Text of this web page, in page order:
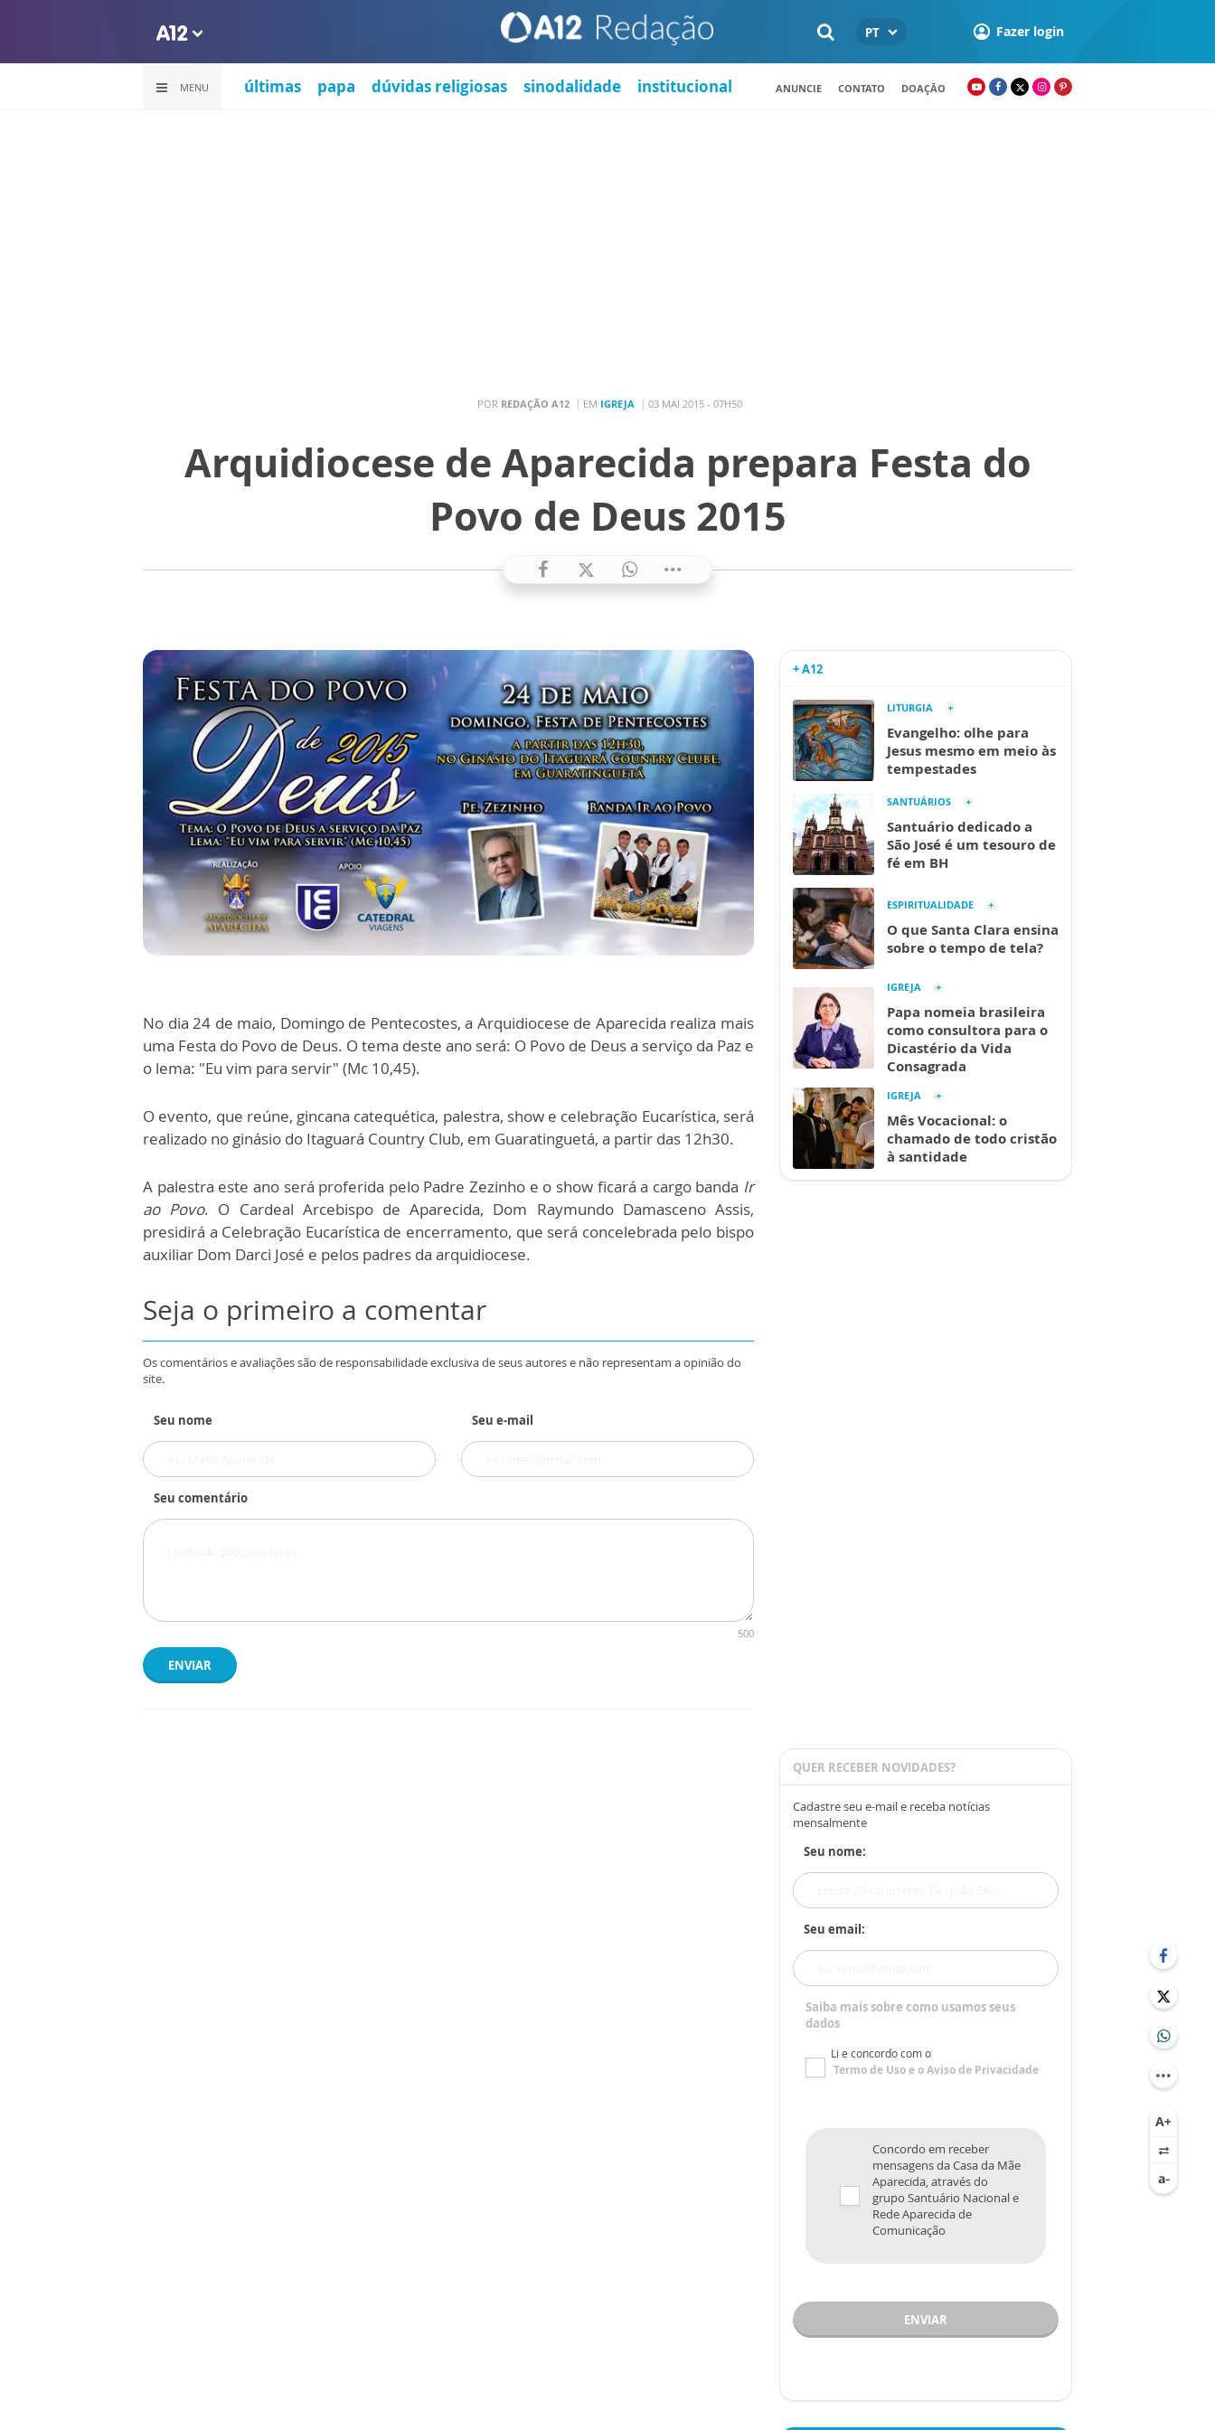
PT Fazer login
MENU últimas papa dúvidas religiosas sinodalidade institucional ANUNCIE CONTATO DOAÇÃO
POR REDAÇÃO A12 EM IGREJA 03 MAI 2015 - 07H50
Arquidiocese de Aparecida prepara Festa do
Povo de Deus 2015
No dia 24 de maio, Domingo de Pentecostes, a Arquidiocese de Aparecida realiza mais
uma Festa do Povo de Deus. O tema deste ano será: O Povo de Deus a serviço da Paz e
o lema: "Eu vim para servir" (Mc 10,45).
O evento, que reúne, gincana catequética, palestra, show e celebração Eucarística, será
realizado no ginásio do Itaguará Country Club, em Guaratinguetá, a partir das 12h30.
A palestra este ano será proferida pelo Padre Zezinho e o show ficará a cargo banda Ir
ao Povo. O Cardeal Arcebispo de Aparecida, Dom Raymundo Damasceno Assis,
presidirá a Celebração Eucarística de encerramento, que será concelebrada pelo bispo
auxiliar Dom Darci José e pelos padres da arquidiocese.
Seja o primeiro a comentar
Os comentários e avaliações são de responsabilidade exclusiva de seus autores e não representam a opinião do
site.
Seu nome Seu e-mail
Seu comentário
500
ENVIAR
+ A12
LITURGIA
Evangelho: olhe para
Jesus mesmo em meio às
tempestades
SANTUÁRIOS
Santuário dedicado a
São José é um tesouro de
fé em BH
ESPIRITUALIDADE
O que Santa Clara ensina
sobre o tempo de tela?
IGREJA
Papa nomeia brasileira
como consultora para o
Dicastério da Vida
Consagrada
IGREJA
Mês Vocacional: o
chamado de todo cristão
à santidade
QUER RECEBER NOVIDADES?
Cadastre seu e-mail e receba notícias
mensalmente
Seu nome:
Seu email:
Saiba mais sobre como usamos seus
dados
Li e concordo com o
Termo de Usoe oAviso de Privacidade
Concordo em receber
mensagens da Casa da Mãe
Aparecida, através do
grupo Santuário Nacional e
Rede Aparecida de
Comunicação
ENVIAR